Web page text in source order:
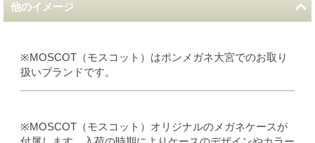
他のイメージ
※MOSCOT（モスコット）はポンメガネ大宮でのお取り
扱いブランドです。
※MOSCOT（モスコット）オリジナルのメガネケースが